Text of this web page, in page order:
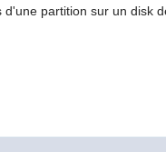
partition sur un disk